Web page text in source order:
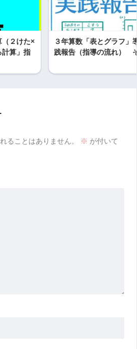
（２けた×
算」指
３年算数「表とグラフ」
践報告（指導の流れ）
ることはありません。 ※ が付いて